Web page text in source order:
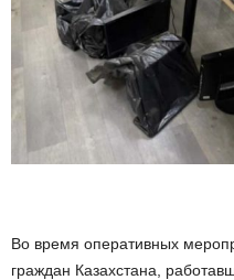
Во время оперативных
граждан Казахстана,